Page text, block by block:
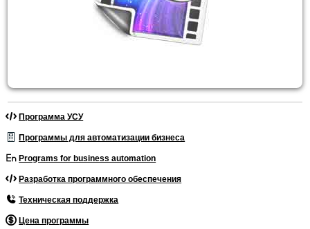
Программа УСУ
Программы для автоматизации бизнеса
Programs for business automation
Разработка программного обеспечения
Техническая поддержка
Цена программы